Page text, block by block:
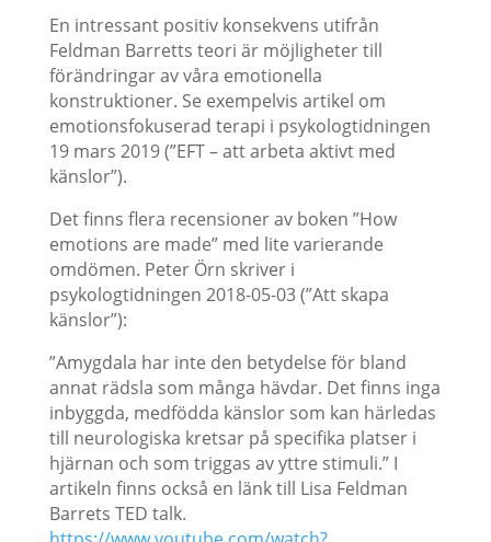
En intressant positiv konsekvens utifrån
Feldman Barretts teori är möjligheter till
förändringar av våra emotionella
konstruktioner. Se exempelvis artikel om
emotionsfokuserad terapi i psykologtidningen
19 mars 2019 (”EFT – att arbeta aktivt med
känslor”).
Det finns flera recensioner av boken ”How
emotions are made” med lite varierande
omdömen. Peter Örn skriver i
psykologtidningen 2018-05-03 (”Att skapa
känslor”):
”Amygdala har inte den betydelse för bland
annat rädsla som många hävdar. Det finns inga
inbyggda, medfödda känslor som kan härledas
till neurologiska kretsar på specifika platser i
hjärnan och som triggas av yttre stimuli.” I
artikeln finns också en länk till Lisa Feldman
Barrets TED talk.